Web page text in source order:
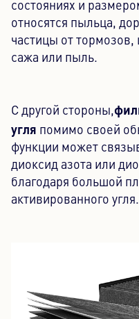
состояниях и
относятся пыльца,
частицы от
сажа или пыль.
С другой стороны,
угля помимо своей
функции может
диоксид азота или
благодаря большой
активированного угля.